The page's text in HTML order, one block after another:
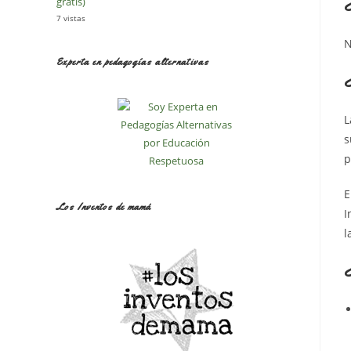
7 vistas
Experta en pedagogías alternativas
Los Inventos de mamá